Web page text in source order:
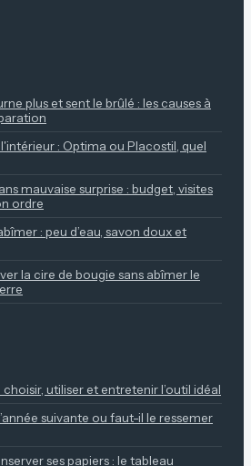
plus et sent le brûlé : les causes à
: Optima ou Placostil, quel
mauvaise surprise : budget, visites
ordre
: peu d’eau, savon doux et
la cire de bougie sans abîmer le
utiliser et entretenir l’outil idéal
suivante ou faut-il le ressemer
ses papiers : le tableau